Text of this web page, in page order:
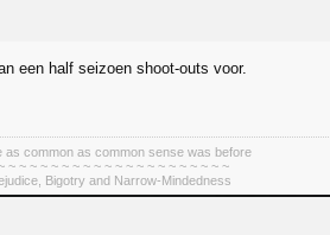
een half seizoen shoot-outs voor.
as common as common sense was before
~ ~ ~ ~ ~ ~ ~ ~ ~ ~ ~ ~ ~ ~ ~ ~ ~ ~ ~ ~ ~
Bigotry and Narrow-Mindedness